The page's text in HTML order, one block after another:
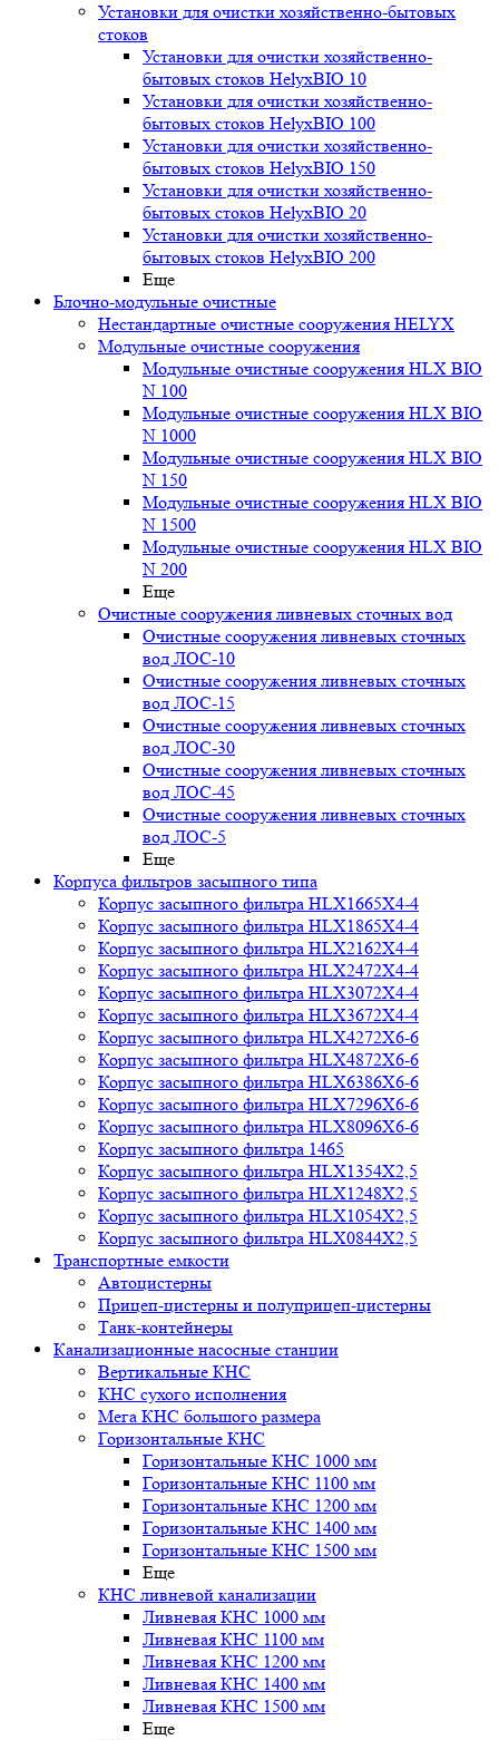
Установки для очистки хозяйственно-бытовых
стоков
Установки для очистки хозяйственно-
бытовых стоков HelyxBIO 10
Установки для очистки хозяйственно-
бытовых стоков HelyxBIO 100
Установки для очистки хозяйственно-
бытовых стоков HelyxBIO 150
Установки для очистки хозяйственно-
бытовых стоков HelyxBIO 20
Установки для очистки хозяйственно-
бытовых стоков HelyxBIO 200
Еще
Блочно-модульные очистные
Нестандартные очистные сооружения HELYX
Модульные очистные сооружения
Модульные очистные сооружения HLX BIO
N 100
Модульные очистные сооружения HLX BIO
N 1000
Модульные очистные сооружения HLX BIO
N 150
Модульные очистные сооружения HLX BIO
N 1500
Модульные очистные сооружения HLX BIO
N 200
Еще
Очистные сооружения ливневых сточных вод
Очистные сооружения ливневых сточных
вод ЛОС-10
Очистные сооружения ливневых сточных
вод ЛОС-15
Очистные сооружения ливневых сточных
вод ЛОС-30
Очистные сооружения ливневых сточных
вод ЛОС-45
Очистные сооружения ливневых сточных
вод ЛОС-5
Еще
Корпуса фильтров засыпного типа
Корпус засыпного фильтра HLX1665X4-4
Корпус засыпного фильтра HLX1865X4-4
Корпус засыпного фильтра HLX2162X4-4
Корпус засыпного фильтра HLX2472X4-4
Корпус засыпного фильтра HLX3072X4-4
Корпус засыпного фильтра HLX3672X4-4
Корпус засыпного фильтра HLX4272X6-6
Корпус засыпного фильтра HLX4872X6-6
Корпус засыпного фильтра HLX6386X6-6
Корпус засыпного фильтра HLX7296X6-6
Корпус засыпного фильтра HLX8096X6-6
Корпус засыпного фильтра 1465
Корпус засыпного фильтра HLX1354X2,5
Корпус засыпного фильтра HLX1248X2,5
Корпус засыпного фильтра HLX1054X2,5
Корпус засыпного фильтра HLX0844X2,5
Транспортные емкости
Автоцистерны
Прицеп-цистерны и полуприцеп-цистерны
Танк-контейнеры
Канализационные насосные станции
Вертикальные КНС
КНС сухого исполнения
Мега КНС большого размера
Горизонтальные КНС
Горизонтальные КНС 1000 мм
Горизонтальные КНС 1100 мм
Горизонтальные КНС 1200 мм
Горизонтальные КНС 1400 мм
Горизонтальные КНС 1500 мм
Еще
КНС ливневой канализации
Ливневая КНС 1000 мм
Ливневая КНС 1100 мм
Ливневая КНС 1200 мм
Ливневая КНС 1400 мм
Ливневая КНС 1500 мм
Еще